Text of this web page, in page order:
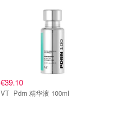
€39.10
VT Pdrn 精华液 100ml